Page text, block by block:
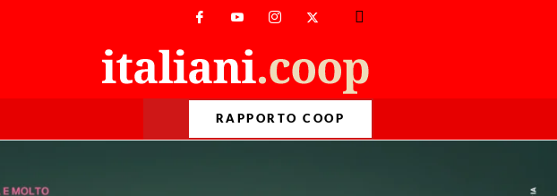
RAPPORTO COOP
> Temi > Lifestyle > Il passato, che passione!